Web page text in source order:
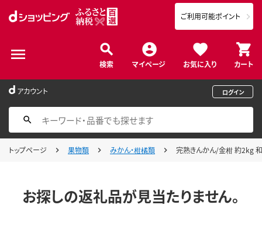
検索 マイページ お気に入り カート
ご利用可能ポイント
アカウント ログイン
トップページ 果物類 みかん・柑橘類 完熟きんかん/金柑 約2kg
お探しの返礼品が見当たりません。